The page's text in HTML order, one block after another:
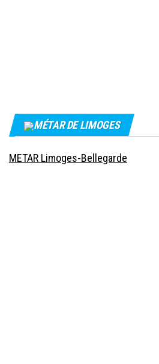
MÉTAR DE LIMOGES
METAR Limoges-Bellegarde